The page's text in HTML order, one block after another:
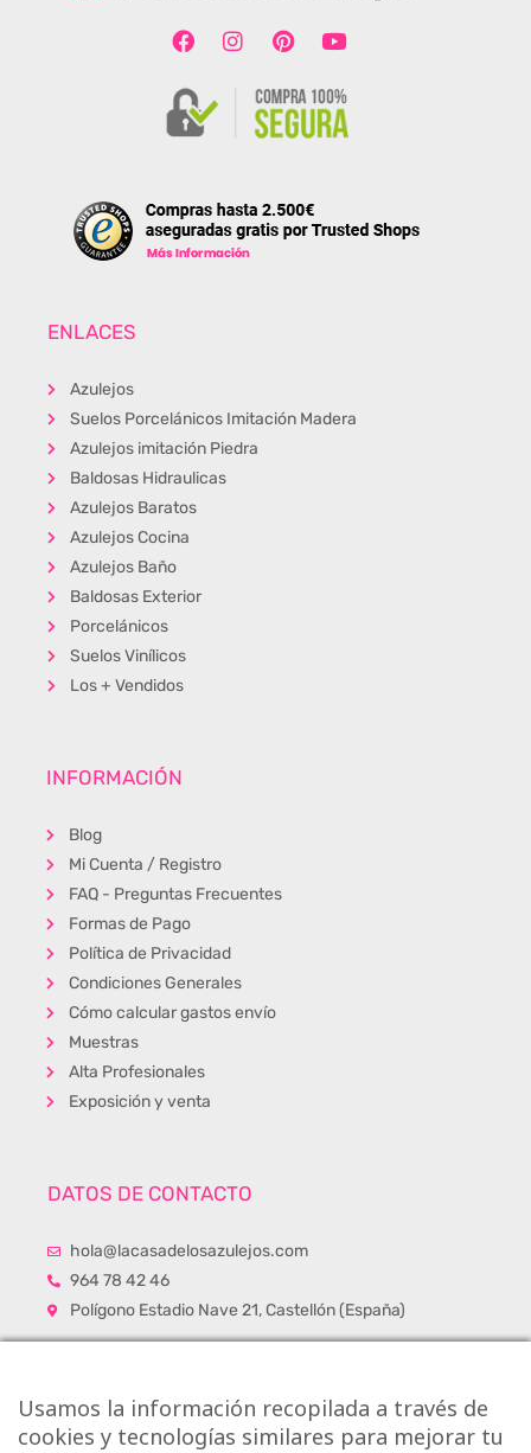
ENLACES
Azulejos
Suelos Porcelánicos Imitación Madera
Azulejos imitación Piedra
Baldosas Hidraulicas
Azulejos Baratos
Azulejos Cocina
Azulejos Baño
Baldosas Exterior
Porcelánicos
Suelos Vinílicos
Los + Vendidos
INFORMACIÓN
Blog
Mi Cuenta / Registro
FAQ - Preguntas Frecuentes
Formas de Pago
Política de Privacidad
Condiciones Generales
Cómo calcular gastos envío
Muestras
Alta Profesionales
Exposición y venta
DATOS DE CONTACTO
hola@lacasadelosazulejos.com
964 78 42 46
Polígono Estadio Nave 21, Castellón (España)
Usamos la información recopilada a través de
cookies y tecnologías similares para mejorar tu